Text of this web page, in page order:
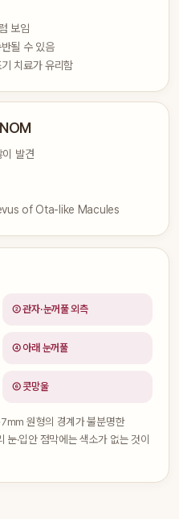
보임
반될 수 있음
치료가 유리함
이 발견
of Ota-like Macules
② 관자·눈꺼풀 외측
④ 아래 눈꺼풀
⑥ 콧망울
원형의 경계가 불분명한
눈·입안 점막에는 색소가 없는 것이